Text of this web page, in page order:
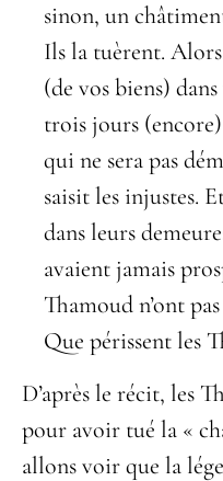
sinon, un
Ils la tuèrent.
(de vos biens)
trois jours
qui ne sera pas
saisit les injustes.
dans leurs
avaient jamais
Thamoud n’ont
Que périssent les
D’après le récit, les
pour avoir tué la «
allons voir que la